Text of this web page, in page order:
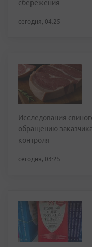
сбережения
сегодня, 04:25
Исследования
обращению
контроля
сегодня, 03:25